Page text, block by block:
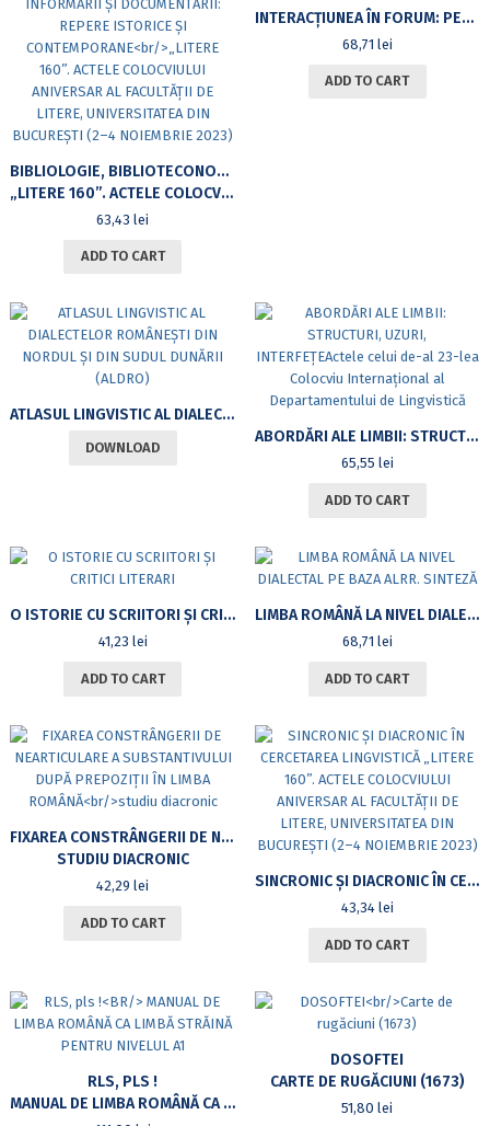
BIBLIOLOGIE, BIBLIOTECONOMIE, ȘTIINȚE ALE INFORMĂRII ȘI DOCUMENTĂRII: REPERE ISTORICE ȘI CONTEMPORANE
„LITERE 160”. ACTELE COLOCVIULUI ANIVERSAR AL FACULTĂȚII DE LITERE, UNIVERSITATEA DIN BUCUREȘTI (2–4 NOIEMBRIE 2023)
63,43lei
ADD TO CART
INTERACȚIUNEA ÎN FORUM: PERSPECTIVE LINGVISTICE
68,71 lei
ADD TO CART
ATLASUL LINGVISTIC AL DIALECTELOR ROMÂNEȘTI DIN NORDUL ȘI DIN SUDUL DUNĂRII (ALDRO)
DOWNLOAD
ABORDĂRI ALE LIMBII: STRUCTURI, UZURI, INTERFEȚEACTELE CELUI DE-AL 23-LEA COLOCVIU INTERNAȚIONAL AL DEPARTAMENTULUI DE LINGVISTICĂ
65,55 lei
ADD TO CART
O ISTORIE CU SCRIITORI ȘI CRITICI LITERARI
41,23 lei
ADD TO CART
LIMBA ROMÂNĂ LA NIVEL DIALECTAL PE BAZA ALRR. SINTEZĂ
68,71 lei
ADD TO CART
FIXAREA CONSTRÂNGERII DE NEARTICULARE A SUBSTANTIVULUI DUPĂ PREPOZIȚII ÎN LIMBA ROMÂNĂ
STUDIU DIACRONIC
42,29lei
ADD TO CART
SINCRONIC ȘI DIACRONIC ÎN CERCETAREA LINGVISTICĂ „LITERE 160”. ACTELE COLOCVIULUI ANIVERSAR AL FACULTĂȚII DE LITERE, UNIVERSITATEA DIN BUCUREȘTI (2–4 NOIEMBRIE 2023)
43,34 lei
ADD TO CART
RLS, PLS !
MANUAL DE LIMBA ROMÂNĂ CA LIMBĂ STRĂINĂ PENTRU NIVELUL A1
DOSOFTEI
CARTE DE RUGĂCIUNI (1673)
51,80lei